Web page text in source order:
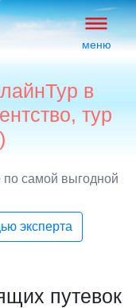
меню
в
тур
по самой выгодной
эксперта
путевок